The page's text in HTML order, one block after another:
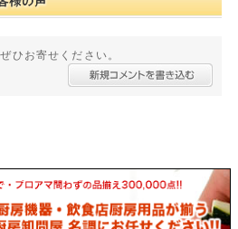
ひお寄せください。